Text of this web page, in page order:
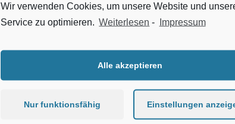
Mediadaten Impressum
Zum Inhalt springen
Wir verwenden Cookies, um unsere Website und
Service zu optimieren. Weiterlesen - Impressum
Alle akzeptieren
Nur funktionsfähig Einstellungen